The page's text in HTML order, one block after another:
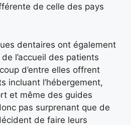
de celle des pays
dentaires ont également
l’accueil des patients
d’entre elles offrent
incluant l’hébergement,
et même des guides
pas surprenant que de
de faire leurs